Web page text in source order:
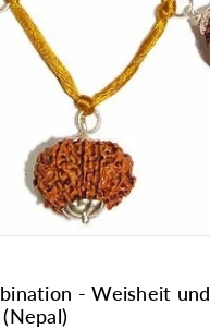
- Weisheit und